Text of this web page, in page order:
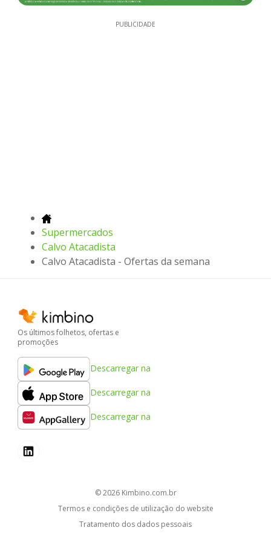
PUBLICIDADE
Supermercados
Calvo Atacadista
Calvo Atacadista - Ofertas da semana
Os últimos folhetos, ofertas e
promoções
Descarregar na
Descarregar na
Descarregar na
© 2026 kimbino.com.br
Termos e condições de utilização do website
Tratamento dos dados pessoais